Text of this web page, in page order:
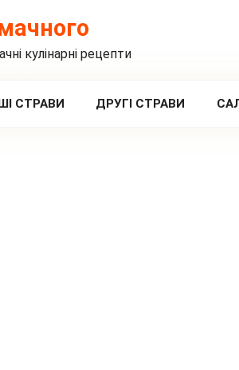
кулінарні рецепти
СТРАВИ ДРУГІ СТРАВИ